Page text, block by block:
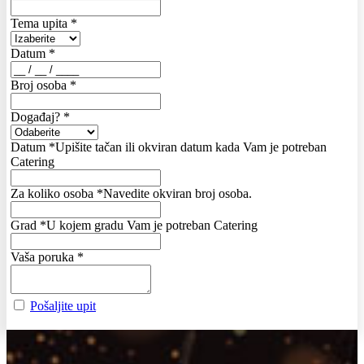
Tema upita *
Datum *
Broj osoba *
Događaj? *
Datum *Upišite tačan ili okviran datum kada Vam je potreban
Catering
Za koliko osoba *Navedite okviran broj osoba.
Grad *U kojem gradu Vam je potreban Catering
Vaša poruka *
Pošaljite upit